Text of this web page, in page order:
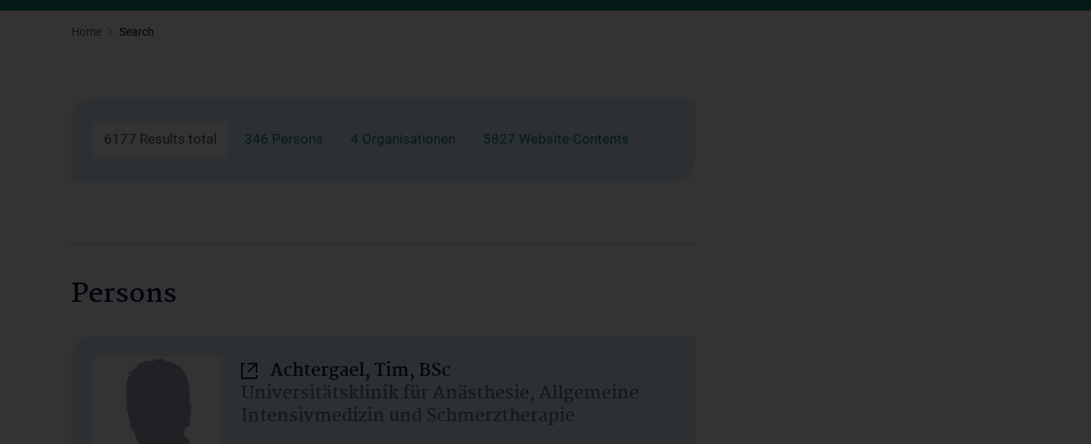
Home Search
6177 Results total 346 Persons 4 Organisationen 5827 Website-Contents
Persons
Achtergael, Tim, BSc
Universitätsklinik für Anästhesie, Allgemeine
Intensivmedizin und Schmerztherapie